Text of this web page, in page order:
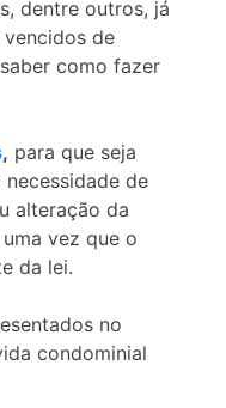
dentre outros, já
de
como fazer
, para que seja
de
alteração da
vez que o
da lei.
no
condominial